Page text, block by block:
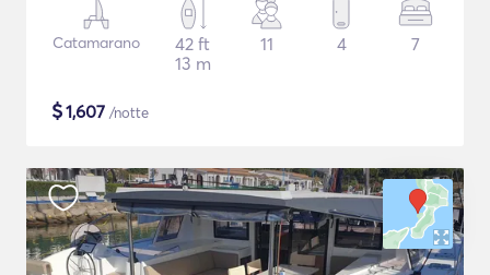
Catamarano
42 ft
13 m
11 4 7
$1,607 /notte